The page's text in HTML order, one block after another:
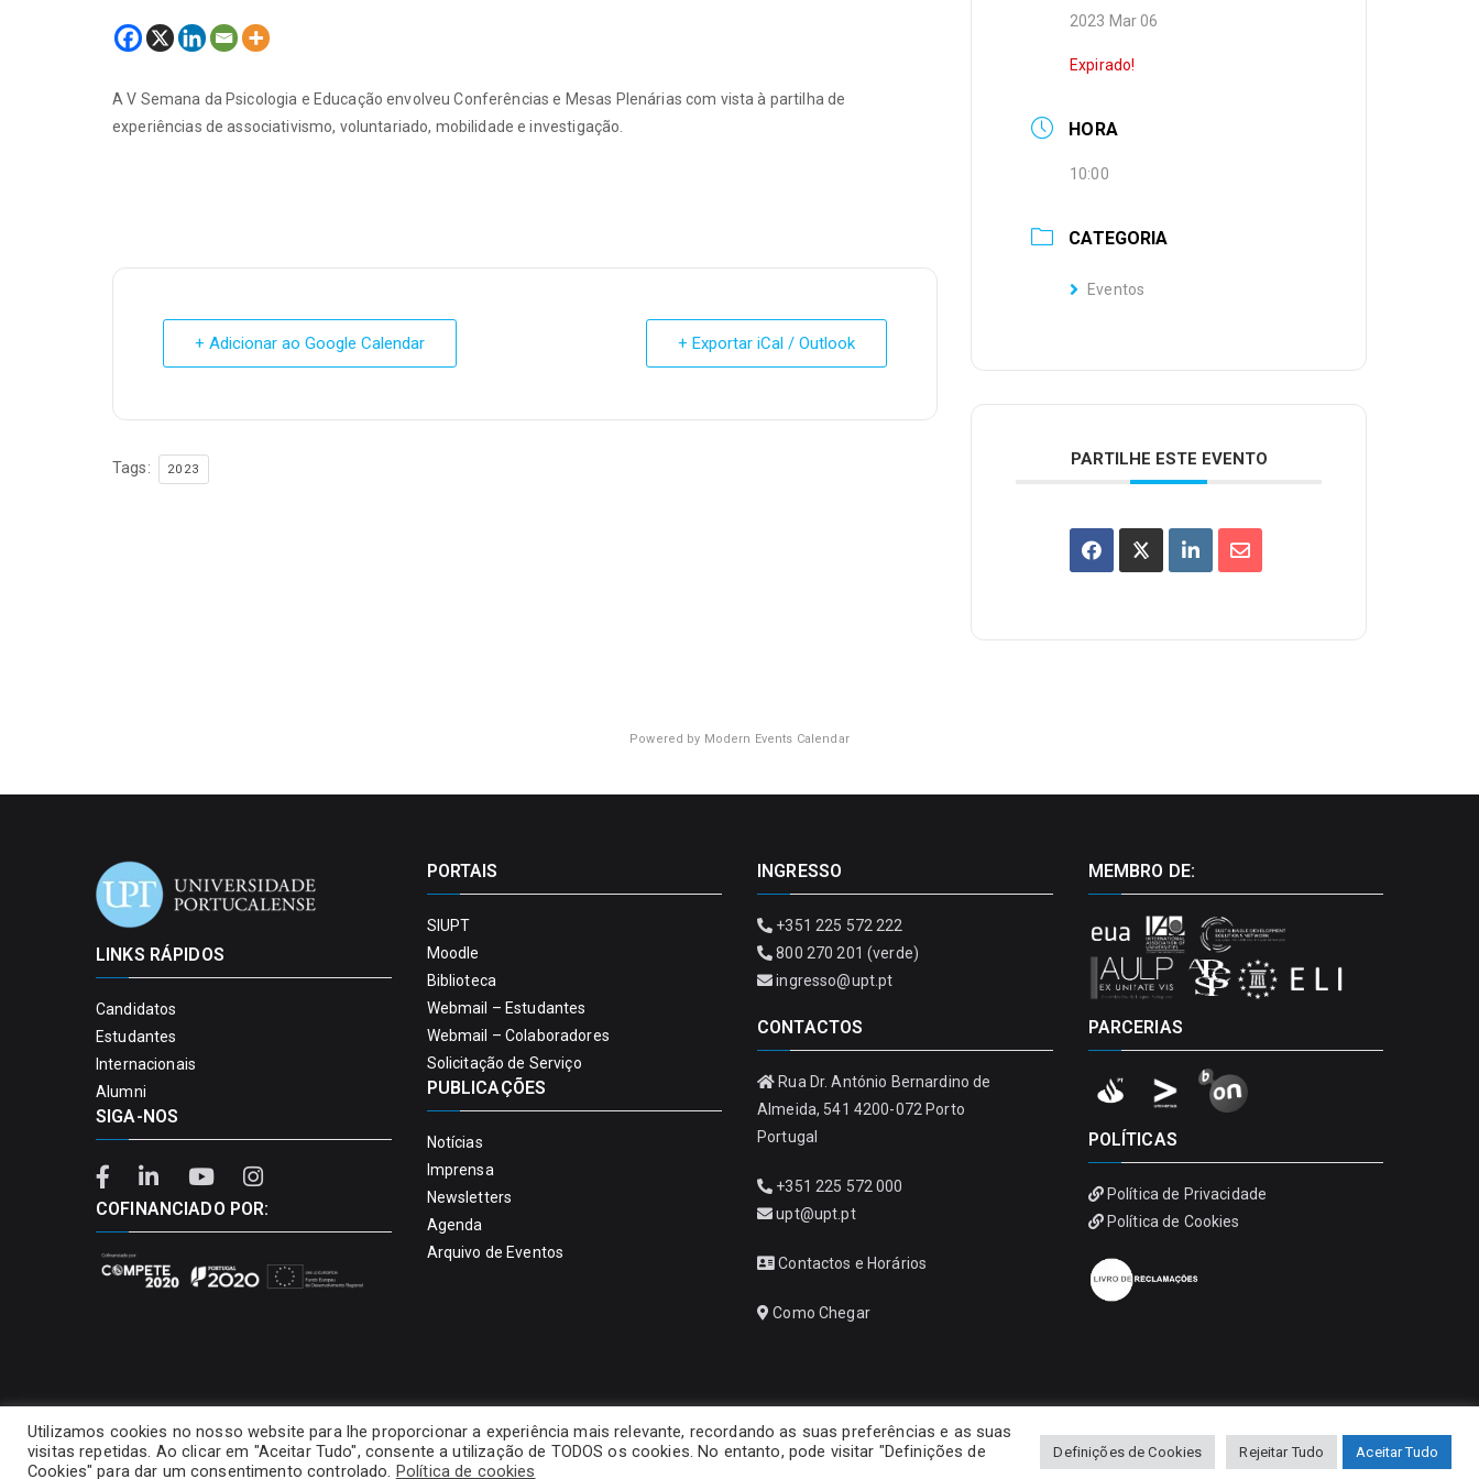
A V Semana da Psicologia e Educação envolveu Conferências e Mesas Plenárias com vista à partilha de
experiências de associativismo, voluntariado, mobilidade e investigação.
+ Adicionar ao Google Calendar + Exportar iCal / Outlook
Tags: 2023
2023 Mar 06
Expirado!
HORA
10:00
CATEGORIA
Eventos
PARTILHE ESTE EVENTO
Powered by Modern Events Calendar
LINKS RÁPIDOS
Candidatos
Estudantes
Internacionais
Alumni
SIGA-NOS
COFINANCIADO POR:
PORTAIS
SIUPT
Moodle
Biblioteca
Webmail – Estudantes
Webmail – Colaboradores
Solicitação de Serviço
PUBLICAÇÕES
Notícias
Imprensa
Newsletters
Agenda
Arquivo de Eventos
INGRESSO
+351 225 572 222
800 270 201 (verde)
ingresso@upt.pt
CONTACTOS
Rua Dr. António Bernardino de
Almeida, 541 4200-072 Porto
Portugal
+351 225 572 000
upt@upt.pt
Contactos e Horários
Como Chegar
MEMBRO DE:
PARCERIAS
POLÍTICAS
Política de Privacidade
Política de Cookies
Copyright © 2026Universidade Portucalense – Infante D. Henrique
Utilizamos cookies no nosso website para lhe proporcionar a experiência mais relevante, recordando as suas preferências e as suas
visitas repetidas. Ao clicar em "Aceitar Tudo", consente a utilização de TODOS os cookies. No entanto, pode visitar "Definições de
Cookies" para dar um consentimento controlado. Política de cookies
Definições de Cookies Rejeitar Tudo Aceitar Tudo